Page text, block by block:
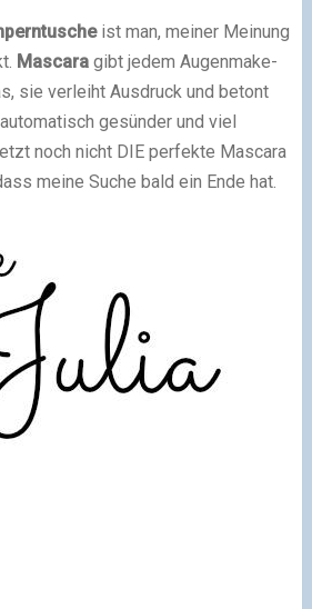
ist man, meiner Meinung
Mascaragibt jedem Augenmake-
sie verleiht Ausdruck und betont
gesünder und viel
noch nicht DIE perfekte Mascara
meine Suche bald ein Ende hat.